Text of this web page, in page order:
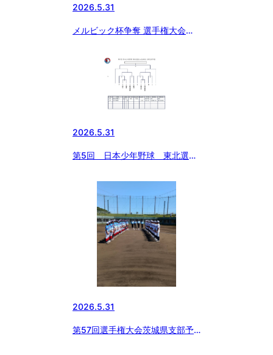
2026.5.31
メルビック杯争奪 選手権大会神
2026.5.31
第5回 日本少年野球 東北選抜
2026.5.31
第57回選手権大会茨城県支部予